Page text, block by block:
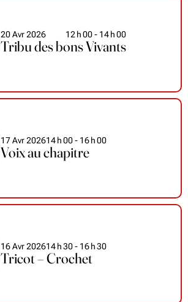
20 Avr 2026 12 h00- 14h00
Tribu des bons Vivants
17 Avr 202614h00- 16h00
Voix au chapitre
16 Avr 202614h30- 16h30
Tricot – Crochet